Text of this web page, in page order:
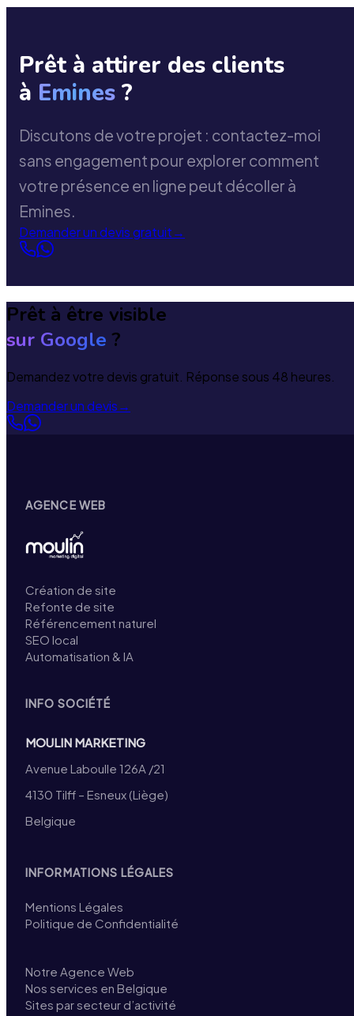
Prêt à attirer des clients
à Emines ?
Discutons de votre projet : contactez-moi
sans engagement pour explorer comment
votre présence en ligne peut décoller à
Emines.
Demander un devis gratuit→
Prêt à être visible
sur Google ?
Demandez votre devis gratuit. Réponse sous 48 heures.
Demander un devis→
AGENCE WEB
Création de site
Refonte de site
Référencement naturel
SEO local
Automatisation & IA
INFO SOCIÉTÉ
MOULIN MARKETING
Avenue Laboulle 126A /21
4130 Tilff – Esneux (Liège)
Belgique
INFORMATIONS LÉGALES
Mentions Légales
Politique de Confidentialité
Notre Agence Web
Nos services en Belgique
Sites par secteur d’activité